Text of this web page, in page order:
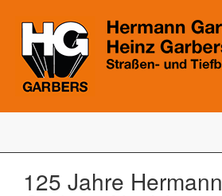
125 Jahre Hermann